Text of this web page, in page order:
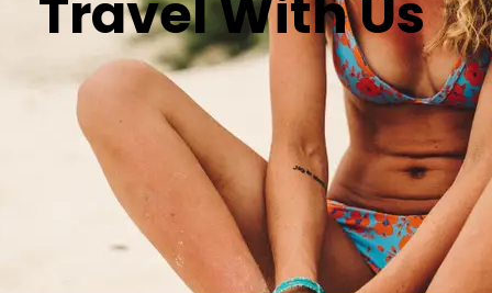
Travel With Us